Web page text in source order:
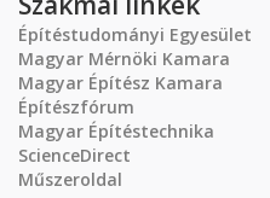
Építéstudományi Egyesület
Magyar Mérnöki Kamara
Magyar Építész Kamara
Építészfórum
Magyar Építéstechnika
ScienceDirect
Műszeroldal